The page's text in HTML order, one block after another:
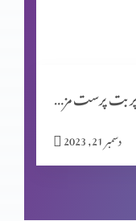
کرسمس اسپیشل: کیا جنم دن ماننے پر بت پرست مزاہب کا اثر ہے؟
دسمبر 21, 2023